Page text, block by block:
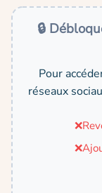
🔒
Pour
réseaux
❌
❌